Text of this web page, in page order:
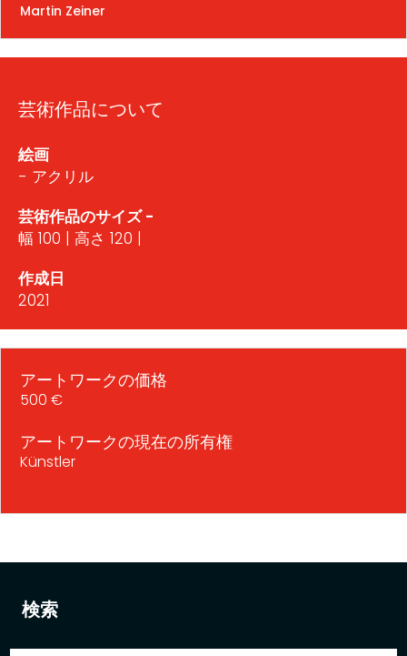
検索
Martin Zeiner
芸術作品について
絵画
- アクリル
芸術作品のサイズ -
幅 100 | 高さ 120 |
作成日
2021
アートワークの価格
500 €
アートワークの現在の所有権
Künstler